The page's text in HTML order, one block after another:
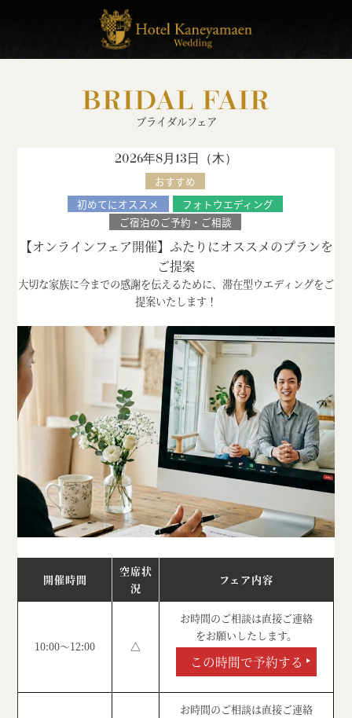
BRIDAL FAIR
ブライダルフェア
2026年8月13日（木）
おすすめ
初めてにオススメ
フォトウエディング
ご宿泊のご予約・ご相談
【オンラインフェア開催】ふたりにオススメのプランを
ご提案
大切な家族に今までの感謝を伝えるために、滞在型ウエディングをご
提案いたします！
開催時間
空席状
況
フェア内容
10:00～12:00 △
お時間のご相談は直接ご連絡
をお願いしたします。
この時間で予約する
お時間のご相談は直接ご連絡